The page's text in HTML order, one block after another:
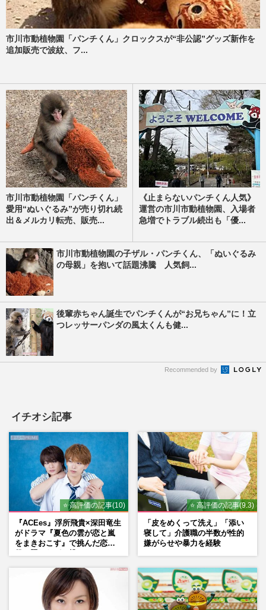
市川市動植物園「パンチくん」クロックスが“非公認”グッズ新作を
追加販売で波紋、フ...
市川市動植物園「パンチくん」
愛用“ぬいぐるみ”が売り切れ続
出＆メルカリ転売、販売...
《止まらないパンチくん人気》
運営の市川市動植物園、入場者
急増でトラブル続出も「優...
市川市動植物園の子ザル・パンチくん、「ぬいぐるみ
の母親」を抱いて話題沸騰 人気飼...
後輩赤ちゃん誕生でパンチくんが“お兄ちゃん”に！立
つレッサーパンダの風太くんも健...
Recommended by
イチオシ記事
⭐ 高評価の記事(10)
『ACEes』浮所飛貴×深田竜生
がドラマ『夏色の雲が恋と嵐
をまきおこす』で挑んだ恋人
⭐ 高評価の記事(9.3)
「皮をめくって洗え」「添い
寝して」介護職の半数が性的
嫌がらせや暴力を経験